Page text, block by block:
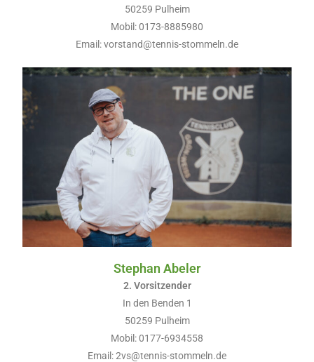
50259 Pulheim
Mobil: 0173-8885980
Email: vorstand@tennis-stommeln.de
Stephan Abeler
2. Vorsitzender
In den Benden 1
50259 Pulheim
Mobil: 0177-6934558
Email: 2vs@tennis-stommeln.de